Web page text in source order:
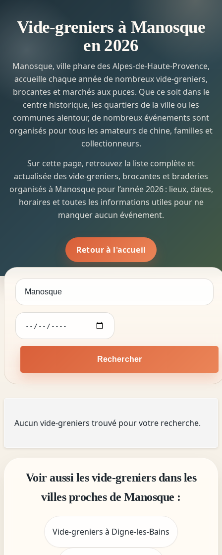
Vide-greniers à Manosque
en 2026
Manosque, ville phare des Alpes-de-Haute-Provence,
accueille chaque année de nombreux vide-greniers,
brocantes et marchés aux puces. Que ce soit dans le
centre historique, les quartiers de la ville ou les
communes alentour, de nombreux événements sont
organisés pour tous les amateurs de chine, familles et
collectionneurs.
Sur cette page, retrouvez la liste complète et
actualisée des vide-greniers, brocantes et braderies
organisés à Manosque pour l’année 2026 : lieux, dates,
horaires et toutes les informations utiles pour ne
manquer aucun événement.
Retour à l'accueil
Rechercher
Aucun vide-greniers trouvé pour votre recherche.
Voir aussi les vide-greniers dans les
villes proches de Manosque :
Vide-greniers à Digne-les-Bains